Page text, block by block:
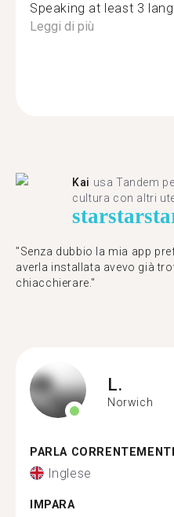
Speaking at least 3
Leggi di più
Kai usa Tandem
cultura con altri
starstar
"Senza dubbio la mia app
averla installata avevo già
chiacchierare."
L.
Norwich
PARLA
Inglese
IMPARA